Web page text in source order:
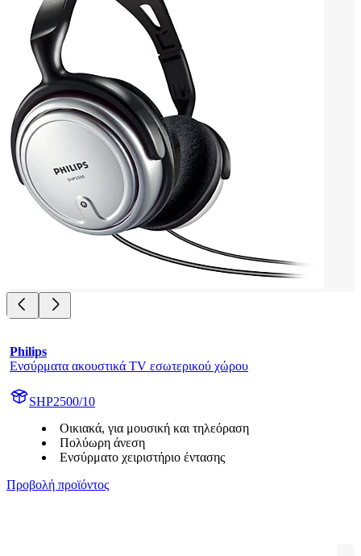
Philips
Ενσύρματα ακουστικά TV εσωτερικού χώρου
SHP2500/10
Οικιακά, για μουσική και τηλεόραση
Πολύωρη άνεση
Ενσύρματο χειριστήριο έντασης
Προβολή προϊόντος